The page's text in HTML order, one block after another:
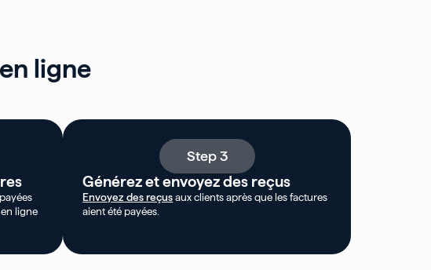
ligne
ligne
Step 3
Générez et envoyez des reçus
Envoyez des reçusaux clients après que les factures
aient été payées.